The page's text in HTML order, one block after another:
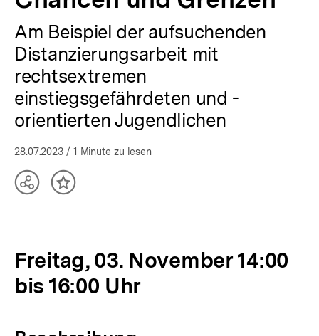
Am Beispiel der aufsuchenden
Distanzierungsarbeit mit
rechtsextremen
einstiegsgefährdeten und -
orientierten Jugendlichen
28.07.2023 / 1 Minute zu lesen
TeilenInhalt
Freitag, 03. November 14:00
bis 16:00 Uhr